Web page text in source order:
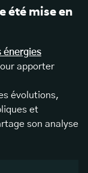
été mise en
énergies
apporter
évolutions,
et
son analyse